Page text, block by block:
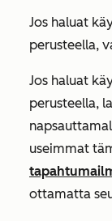
Jos haluat
perusteella,
Jos haluat
perusteella,
useimmat
ottamatta